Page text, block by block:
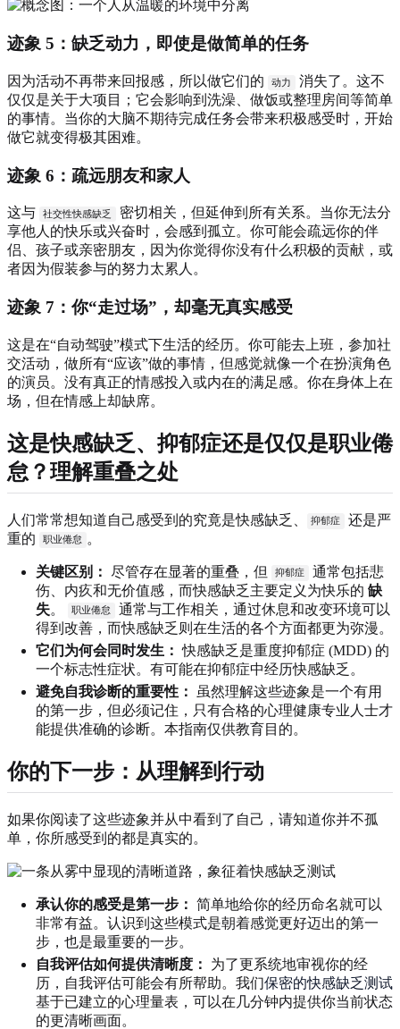
迹象 5：缺乏动力，即使是做简单的任务
因为活动不再带来回报感，所以做它们的 动力
消失了。这不
仅仅是关于大项目；它会影响到洗澡、做饭或整理房间等简单
的事情。当你的大脑不期待完成任务会带来积极感受时，开始
做它就变得极其困难。
迹象 6：疏远朋友和家人
这与 社交性快感缺乏
密切相关，但延伸到所有关系。当你无法分
享他人的快乐或兴奋时，会感到孤立。你可能会疏远你的伴
侣、孩子或亲密朋友，因为你觉得你没有什么积极的贡献，或
者因为假装参与的努力太累人。
迹象 7：你“走过场”，却毫无真实感受
这是在“自动驾驶”模式下生活的经历。你可能去上班，参加社
交活动，做所有“应该”做的事情，但感觉就像一个在扮演角色
的演员。没有真正的情感投入或内在的满足感。你在身体上在
场，但在情感上却缺席。
这是快感缺乏、抑郁症还是仅仅是职业倦
怠？理解重叠之处
人们常常想知道自己感受到的究竟是快感缺乏、 抑郁症
还是严
重的
职业倦怠 。
关键区别： 尽管存在显著的重叠，但 抑郁症
通常包括悲
伤、内疚和无价值感，而快感缺乏主要定义为快乐的 缺
失。 职业倦怠
通常与工作相关，通过休息和改变环境可以
得到改善，而快感缺乏则在生活的各个方面都更为弥漫。
它们为何会同时发生： 快感缺乏是重度抑郁症 (MDD) 的
一个标志性症状。有可能在抑郁症中经历快感缺乏。
避免自我诊断的重要性：
虽然理解这些迹象是一个有用
的第一步，但必须记住，只有合格的心理健康专业人士才
能提供准确的诊断。本指南仅供教育目的。
你的下一步：从理解到行动
如果你阅读了这些迹象并从中看到了自己，请知道你并不孤
单，你所感受到的都是真实的。
承认你的感受是第一步： 简单地给你的经历命名就可以
非常有益。认识到这些模式是朝着感觉更好迈出的第一
步，也是最重要的一步。
自我评估如何提供清晰度：
为了更系统地审视你的经
历，自我评估可能会有所帮助。我们保密的快感缺乏测试
基于已建立的心理量表，可以在几分钟内提供你当前状态
的更清晰画面。